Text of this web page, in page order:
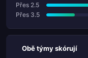
Přes 2.5
Přes 3.5
Obě týmy skórují